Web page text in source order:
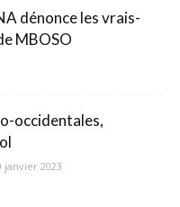
dénonce les vrais-
MBOSO
occidentales,
janvier 2023